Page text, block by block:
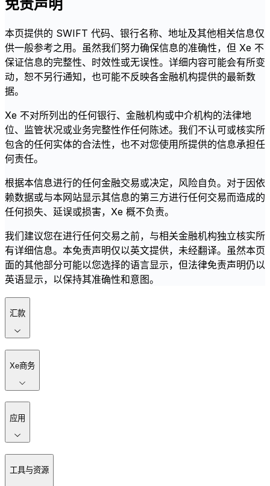
免责声明
本页提供的 SWIFT 代码、银行名称、地址及其他相关信息仅
供一般参考之用。虽然我们努力确保信息的准确性，但 Xe 不
保证信息的完整性、时效性或无误性。详细内容可能会有所变
动，恕不另行通知，也可能不反映各金融机构提供的最新数
据。
Xe 不对所列出的任何银行、金融机构或中介机构的法律地
位、监管状况或业务完整性作任何陈述。我们不认可或核实所
包含的任何实体的合法性，也不对您使用所提供的信息承担任
何责任。
根据本信息进行的任何金融交易或决定，风险自负。对于因依
赖数据或与本网站显示其信息的第三方进行任何交易而造成的
任何损失、延误或损害，Xe 概不负责。
我们建议您在进行任何交易之前，与相关金融机构独立核实所
有详细信息。本免责声明仅以英文提供，未经翻译。虽然本页
面的其他部分可能以您选择的语言显示，但法律免责声明仍以
英语显示，以保持其准确性和意图。
汇款
Xe商务
应用
工具与资源